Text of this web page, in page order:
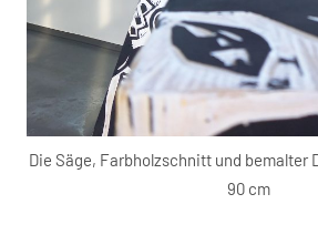
Die Säge, Farbholzschnitt und bemalter
90 cm